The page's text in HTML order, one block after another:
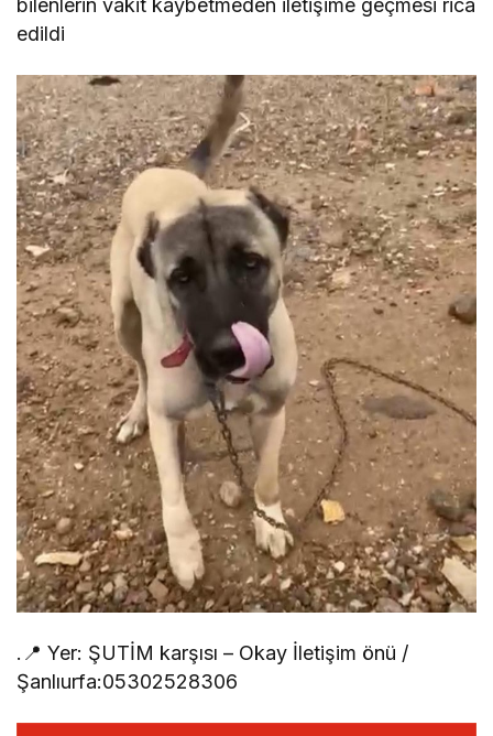
bilenlerin vakit kaybetmeden iletişime geçmesi rica
edildi
.📍 Yer: ŞUTİM karşısı – Okay İletişim önü /
Şanlıurfa:05302528306